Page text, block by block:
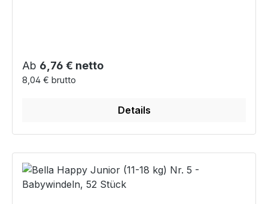
Regulärer Preis:
Ab 6,76 € netto
8,04 € brutto
Details